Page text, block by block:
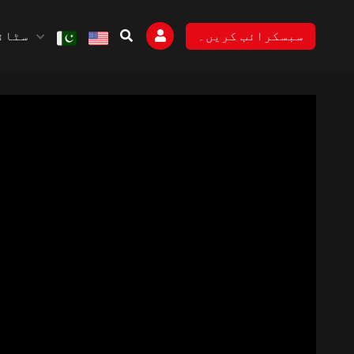
سبسکرائب کریں۔